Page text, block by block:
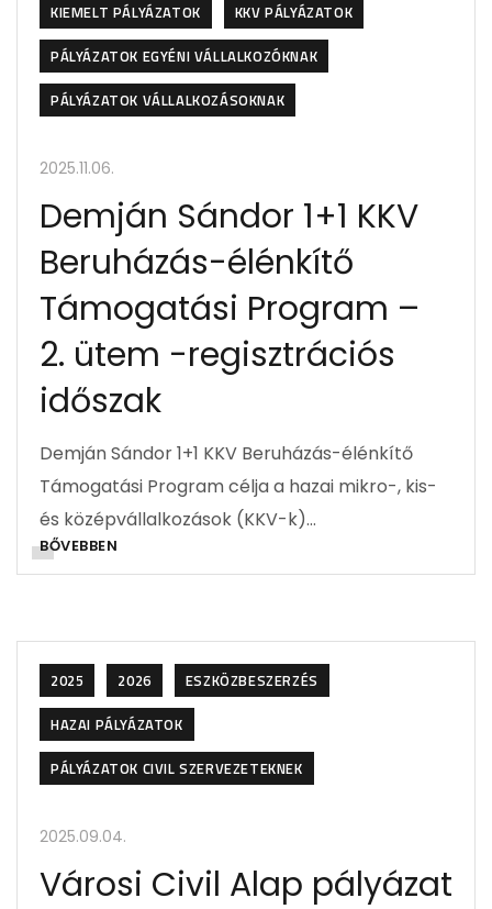
KIEMELT PÁLYÁZATOK
KKV PÁLYÁZATOK
PÁLYÁZATOK EGYÉNI VÁLLALKOZÓKNAK
PÁLYÁZATOK VÁLLALKOZÁSOKNAK
2025.11.06.
Demján Sándor 1+1 KKV
Beruházás-élénkítő
Támogatási Program –
2. ütem -regisztrációs
időszak
Demján Sándor 1+1 KKV Beruházás-élénkítő
Támogatási Program célja a hazai mikro-, kis-
és középvállalkozások (KKV-k)…
BŐVEBBEN
2025 2026
ESZKÖZBESZERZÉS
HAZAI PÁLYÁZATOK
PÁLYÁZATOK CIVIL SZERVEZETEKNEK
2025.09.04.
Városi Civil Alap pályázat